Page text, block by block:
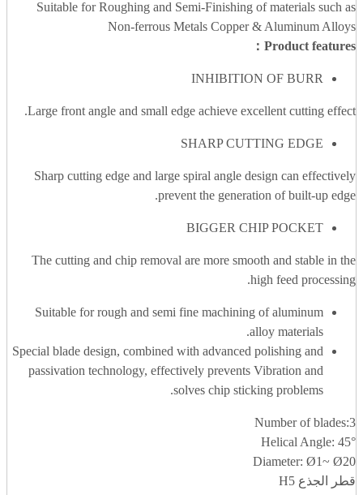
Suitable for Roughing and Semi-Finishing of materials such as
Non-ferrous Metals Copper & Aluminum Alloys
Product features：
INHIBITION OF BURR
Large front angle and small edge achieve excellent cutting effect.
SHARP CUTTING EDGE
Sharp cutting edge and large spiral angle design can effectively
prevent the generation of built-up edge.
BIGGER CHIP POCKET
The cutting and chip removal are more smooth and stable in the
high feed processing.
Suitable for rough and semi fine machining of aluminum
alloy materials.
Special blade design, combined with advanced polishing and
passivation technology, effectively prevents Vibration and
solves chip sticking problems.
Number of blades:3
Helical Angle: 45°
Diameter: Ø1~ Ø20
قطر الجذع H5